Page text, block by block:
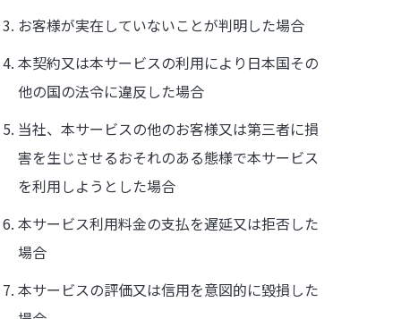
お客様が実在していないことが判明した場合
本契約又は本サービスの利用により日本国その
他の国の法令に違反した場合
当社、本サービスの他のお客様又は第三者に損
害を生じさせるおそれのある態様で本サービス
を利用しようとした場合
本サービス利用料金の支払を遅延又は拒否した
場合
本サービスの評価又は信用を意図的に毀損した